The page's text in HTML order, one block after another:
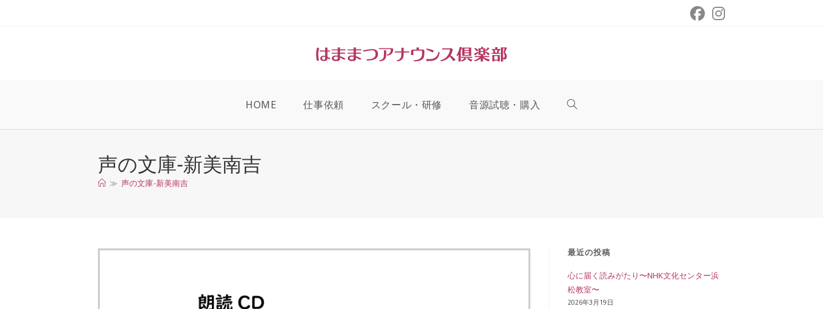
ッ
HOME 仕事依頼 スクール・研修 音源試聴・購入 ウ
サ
イ
声の文庫-新美南吉
≫ 声の文庫-新美南吉
最近の投稿
心に届く読みがたり〜NHK文化センター浜
松教室〜
2026年3月19日